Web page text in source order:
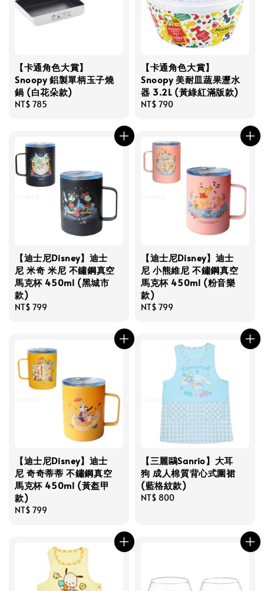
【卡通角色大賞】
Snoopy 鋁製單柄玉子燒
鍋 (白花朵款)
Regular
NT$ 785
【卡通角色大賞】
Snoopy 美耐皿蔬果瀝水
器 3.2L (黃綠紅滿版款)
Regular
NT$ 790
【迪士尼Disney】迪士
尼 米奇 米尼 不鏽鋼真空
馬克杯 450ml (黑城市
款)
Regular
NT$ 799
【迪士尼Disney】迪士
尼 小熊維尼 不鏽鋼真空
馬克杯 450ml (粉音樂
款)
Regular
NT$ 799
【迪士尼Disney】迪士
尼 奇奇蒂蒂 不鏽鋼真空
馬克杯 450ml (黃盔甲
款)
Regular
NT$ 799
【三麗鷗Sanrio】大耳
狗 成人棉質背心式圍裙
(藍格紋款)
Regular
NT$ 800